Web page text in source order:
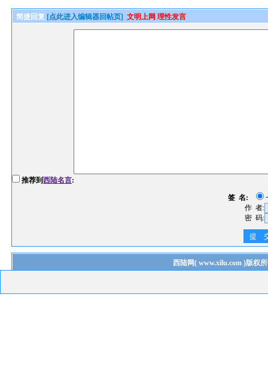
简捷回复 [点此进入编辑器回帖页] 文明上网 理性发言
推荐到西陆名言:
签 名:
作 者:
密 码:
提
西陆网( www.xilu.com)版权